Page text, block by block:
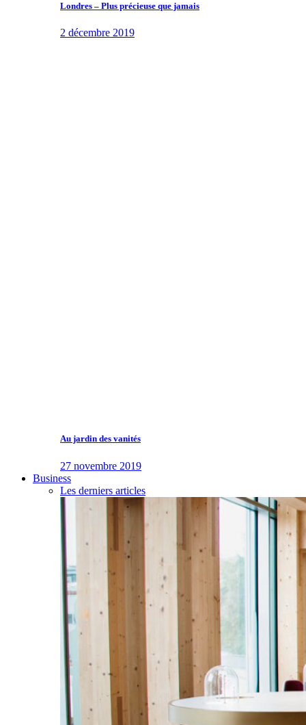
Londres – Plus précieuse que jamais
2 décembre 2019
Au jardin des vanités
27 novembre 2019
Business
Les derniers articles